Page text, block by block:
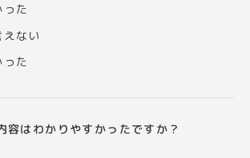
た
ない
た
容はわかりやすかったですか？